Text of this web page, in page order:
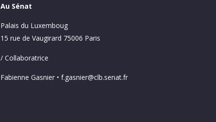
Au Sénat
Palais du Luxemboug
15 rue de Vaugirard 75006 Paris
/ Collaboratrice
Fabienne Gasnier • f.gasnier@clb.senat.fr